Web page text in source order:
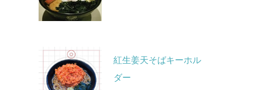
紅生姜天そばキーホル
ダー